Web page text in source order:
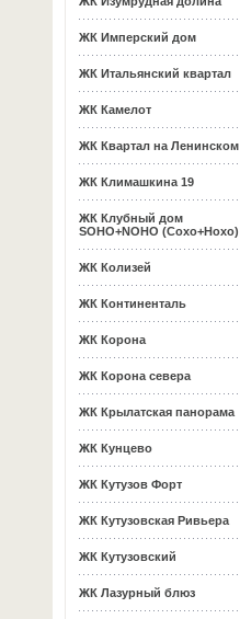
ЖК Имперский дом
ЖК Итальянский квартал
ЖК Камелот
ЖК Квартал на Ленинском
ЖК Климашкина 19
ЖК Клубный дом
SOHO+NOHO (Сохо+Нохо)
ЖК Колизей
ЖК Континенталь
ЖК Корона
ЖК Корона севера
ЖК Крылатская панорама
ЖК Кунцево
ЖК Кутузов Форт
ЖК Кутузовская Ривьера
ЖК Кутузовский
ЖК Лазурный блюз